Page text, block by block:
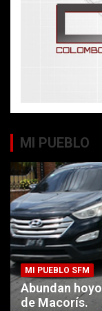
MI PUEBLO
MI PUEBLO SFM
Abundan
de Macorís.